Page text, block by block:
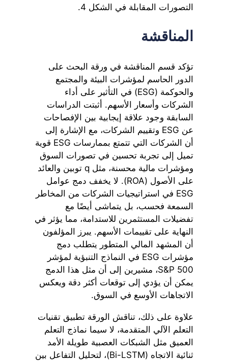
التصورات المقابلة في الشكل 4.
المناقشة
تؤكد قسم المناقشة في ورقة البحث على
الدور الحاسم لمؤشرات البيئة والمجتمع
والحوكمة (ESG) في التأثير على أداء
الشركات وأسعار الأسهم. أثبتت الدراسات
السابقة وجود علاقة إيجابية بين الإفصاحات
عن ESG وتقييم الشركات، مع الإشارة إلى
أن الشركات التي تتمتع بممارسات ESG قوية
تميل إلى تجربة تحسين في تصورات السوق
ومؤشرات مالية محسنة، مثل q توبين والعائد
على الأصول (ROA). لا يخفف دمج عوامل
ESG في استراتيجيات الشركات من المخاطر
السمعة فحسب، بل يتماشى أيضًا مع
تفضيلات المستثمرين للاستدامة، مما يؤثر في
النهاية على تقييمات الأسهم. يبرز المؤلفون
أن المشهد المالي المتطور يتطلب دمج
مؤشرات ESG في النماذج التنبؤية لمؤشر
S&P 500، مشيرين إلى أن مثل هذا الدمج
يمكن أن يؤدي إلى توقعات أكثر دقة ويعكس
الاتجاهات الأوسع في السوق.
علاوة على ذلك، تناقش الورقة تطبيق تقنيات
التعلم الآلي المتقدمة، لا سيما نماذج التعلم
العميق مثل الشبكات العصبية طويلة الأمد
ثنائية الاتجاه (Bi-LSTM)، لتحليل التفاعل بين